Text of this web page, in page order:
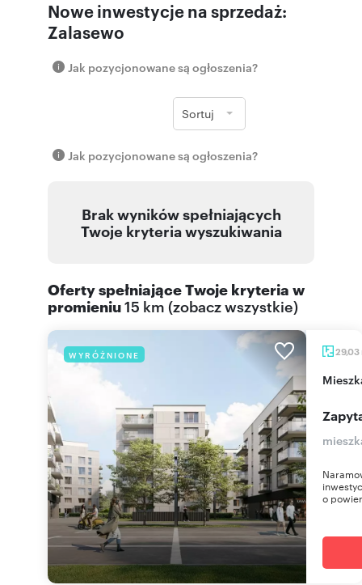
Nowe inwestycje na sprzedaż:
Zalasewo
Jak pozycjonowane są ogłoszenia?
Sortuj
Jak pozycjonowane są ogłoszenia?
Brak wyników spełniających
Twoje kryteria wyszukiwania
Oferty spełniające Twoje kryteria w
promieniu15 km (zobacz wszystkie)
WYRÓŻNIONE 29,03
o